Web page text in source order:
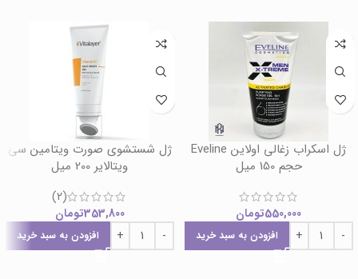
ژل اسکراب زغالی اولاین Eveline
حجم 150 میل
550,000تومان
افزودن به سبد خرید
ژل شستشوی صورت ویتامین سی
ویتالایر 200 میل
(2)
353,800تومان
افزودن به سبد خرید